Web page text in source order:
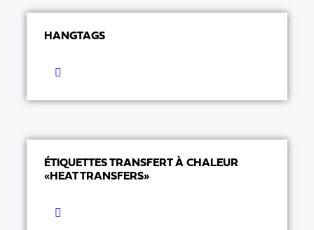
HANGTAGS
ÉTIQUETTES TRANSFERT À CHALEUR
«HEAT TRANSFERS»